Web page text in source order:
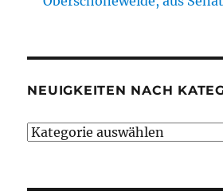
NEUIGKEITEN NACH
Neuigkeiten